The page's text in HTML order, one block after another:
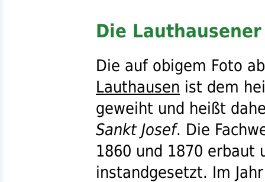
Die
Die auf obigem Foto
Lauthausen ist dem
geweiht und heißt
Sankt Josef. Die
1860 und 1870 erbaut
instandgesetzt. Im